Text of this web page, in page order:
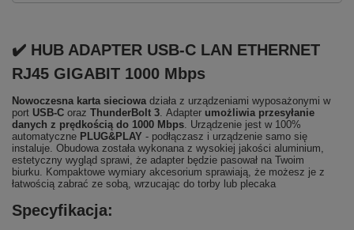
✔️ HUB ADAPTER USB-C LAN ETHERNET
RJ45 GIGABIT 1000 Mbps
Nowoczesna karta sieciowa działa z urządzeniami wyposażonymi w
port USB-C oraz ThunderBolt 3 . Adapter umożliwia przesyłanie
danych z prędkością do 1000 Mbps . Urządzenie jest w 100%
automatyczne PLUG&PLAY - podłączasz i urządzenie samo się
instaluje. Obudowa została wykonana z wysokiej jakości aluminium,
estetyczny wygląd sprawi, że adapter będzie pasował na Twoim
biurku. Kompaktowe wymiary akcesorium sprawiają, że możesz je z
łatwością zabrać ze sobą, wrzucając do torby lub plecaka
Specyfikacja: